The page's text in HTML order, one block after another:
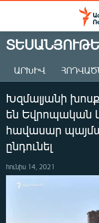
Մատչելիության
Անցնել
հիմնական
Անցնել
հիմնական
մենյուին
Որոնում
ԱԶԱՏՈՒԹՅՈՒՆ TV
ՀԱՅԱՍՏԱՆ
ԸՆՏՐՈՒԹՅՈՒՆՆԵՐ
ԻՐԱՎՈՒՆՔ
ՀԱՍԱՐԱԿՈՒԹՅՈՒՆ
ՂԱՐԱԲԱՂ
ԱՐԽԻՎ
Խզմալյանի
են Եվրոպական
հավասար
ընդունել
հունիս 14, 2021